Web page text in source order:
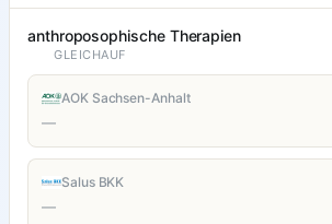
anthroposophische Therapien
GLEICHAUF
AOK Sachsen-Anhalt
—
Salus BKK
—